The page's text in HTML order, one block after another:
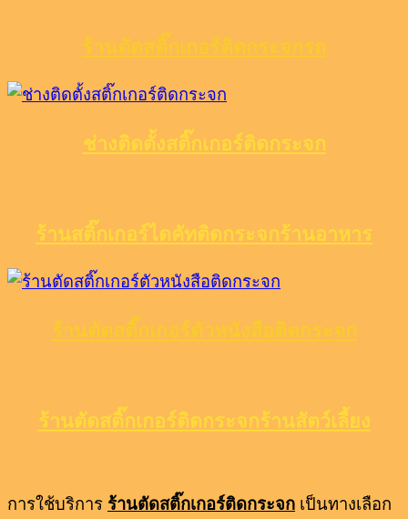
ร้านตัดสติ๊กเกอร์ติดกระจกรถ
ช่างติดตั้งสติ๊กเกอร์ติดกระจก
ร้านสติ๊กเกอร์ไดคัทติดกระจกร้านอาหาร
ร้านตัดสติ๊กเกอร์ตัวหนังสือติดกระจก
ร้านตัดสติ๊กเกอร์ติดกระจกร้านสัตว์เลี้ยง
การใช้บริการ ร้านตัดสติ๊กเกอร์ติดกระจก เป็นทางเลือก